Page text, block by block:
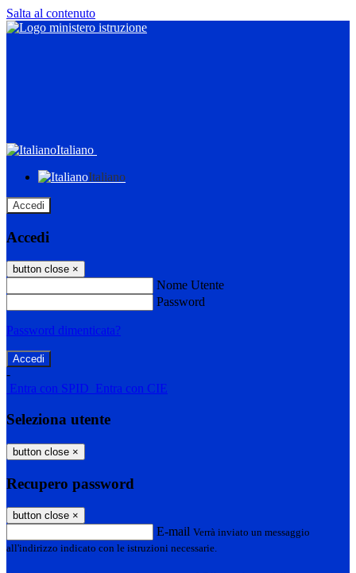
Salta al contenuto
Italiano
Italiano
Accedi
Accedi
button close ×
Nome Utente
Password
Password dimenticata?
-
Entra con SPID Entra con CIE
Seleziona utente
button close ×
Recupero password
button close ×
E-mail Verrà inviato un messaggio
all'indirizzo indicato con le istruzioni necessarie.